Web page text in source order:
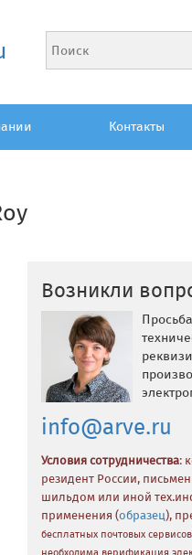
Контакты
Возникли
info@arve.ru
Условия сотрудничества:
резидент России,
шильдом или иной
применения (образец),
бесплатных почтовых
необходима верификация